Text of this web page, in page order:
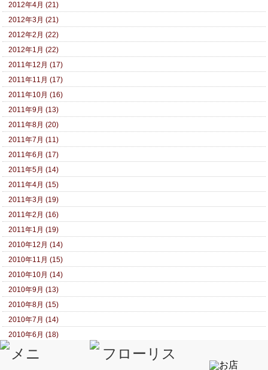
2012年4月 (21)
2012年3月 (21)
2012年2月 (22)
2012年1月 (22)
2011年12月 (17)
2011年11月 (17)
2011年10月 (16)
2011年9月 (13)
2011年8月 (20)
2011年7月 (11)
2011年6月 (17)
2011年5月 (14)
2011年4月 (15)
2011年3月 (19)
2011年2月 (16)
2011年1月 (19)
2010年12月 (14)
2010年11月 (15)
2010年10月 (14)
2010年9月 (13)
2010年8月 (15)
2010年7月 (14)
2010年6月 (18)
2010年5月 (15)